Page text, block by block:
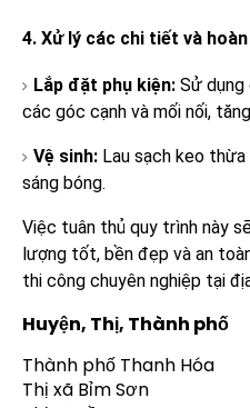
4. Xử lý các chi tiết và
Lắp đặt phụ kiện: Sử
các góc cạnh và mối nối,
Vệ sinh: Lau sạch keo
sáng bóng.
Việc tuân thủ quy trình này
lượng tốt, bền đẹp và an
thi công chuyên nghiệp tại
Huyện, Thị, Thành phố
Thành phố Thanh Hóa
Thị xã Bỉm Sơn